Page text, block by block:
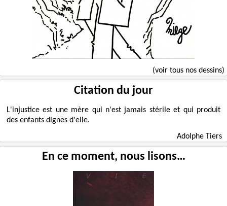
(voir tous nos dessins)
Citation du jour
L'injustice est une mère qui n'est jamais stérile et qui produit
des enfants dignes d'elle.
Adolphe Tiers
En ce moment, nous lisons…